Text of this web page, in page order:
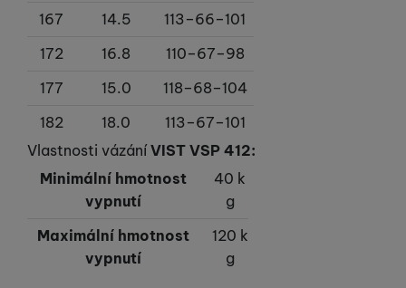
167
14.5
113–66–101
172
16.8
110–67–98
177
15.0
118–68–104
182
18.0
113–67–101
Vlastnosti vázáníVIST VSP 412:
Minimální hmotnost
vypnutí
40 k
g
Maximální hmotnost
vypnutí
120 k
g